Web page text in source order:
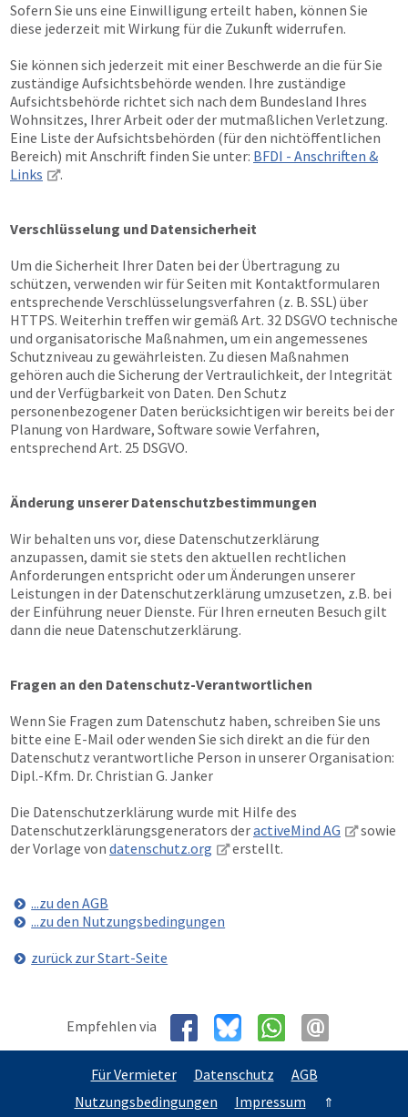
Sofern Sie uns eine Einwilligung erteilt haben, können Sie
diese jederzeit mit Wirkung für die Zukunft widerrufen.
Sie können sich jederzeit mit einer Beschwerde an die für Sie
zuständige Aufsichtsbehörde wenden. Ihre zuständige
Aufsichtsbehörde richtet sich nach dem Bundesland Ihres
Wohnsitzes, Ihrer Arbeit oder der mutmaßlichen Verletzung.
Eine Liste der Aufsichtsbehörden (für den nichtöffentlichen
Bereich) mit Anschrift finden Sie unter: BFDI - Anschriften &
Links
.
Verschlüsselung und Datensicherheit
Um die Sicherheit Ihrer Daten bei der Übertragung zu
schützen, verwenden wir für Seiten mit Kontaktformularen
entsprechende Verschlüsselungsverfahren (z. B. SSL) über
HTTPS. Weiterhin treffen wir gemäß Art. 32 DSGVO technische
und organisatorische Maßnahmen, um ein angemessenes
Schutzniveau zu gewährleisten. Zu diesen Maßnahmen
gehören auch die Sicherung der Vertraulichkeit, der Integrität
und der Verfügbarkeit von Daten. Den Schutz
personenbezogener Daten berücksichtigen wir bereits bei der
Planung von Hardware, Software sowie Verfahren,
entsprechend Art. 25 DSGVO.
Änderung unserer Datenschutzbestimmungen
Wir behalten uns vor, diese Datenschutzerklärung
anzupassen, damit sie stets den aktuellen rechtlichen
Anforderungen entspricht oder um Änderungen unserer
Leistungen in der Datenschutzerklärung umzusetzen, z.B. bei
der Einführung neuer Dienste. Für Ihren erneuten Besuch gilt
dann die neue Datenschutzerklärung.
Fragen an den Datenschutz-Verantwortlichen
Wenn Sie Fragen zum Datenschutz haben, schreiben Sie uns
bitte eine E-Mail oder wenden Sie sich direkt an die für den
Datenschutz verantwortliche Person in unserer Organisation:
Dipl.-Kfm. Dr. Christian G. Janker
Die Datenschutzerklärung wurde mit Hilfe des
Datenschutzerklärungsgenerators deractiveMind AG
sowie
der Vorlage von datenschutz.org erstellt.
...zu den AGB
...zu den Nutzungsbedingungen
zurück zur Start-Seite
Empfehlen via
Für Vermieter Datenschutz
AGB
Nutzungsbedingungen
Impressum ⇑